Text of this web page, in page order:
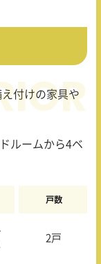
付けの家具や
ルームから4ベ
戸数
2戸